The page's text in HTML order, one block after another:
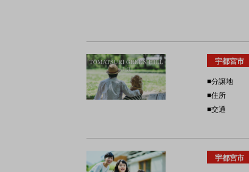
宇都宮市
■分譲地
■住所
■交通
宇都宮市